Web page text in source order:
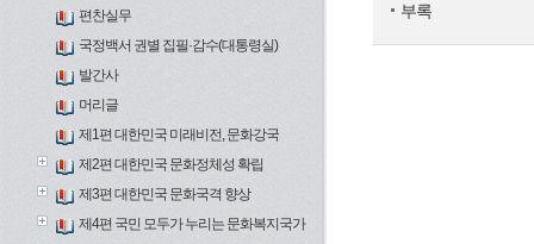
편찬실무
국정백서 권별 집필·감수(대통령실)
발간사
머리글
제1편 대한민국 미래비전, 문화강국
제2편 대한민국 문화정체성 확립
제3편 대한민국 문화국격 향상
제4편 국민 모두가 누리는 문화복지국가
부록